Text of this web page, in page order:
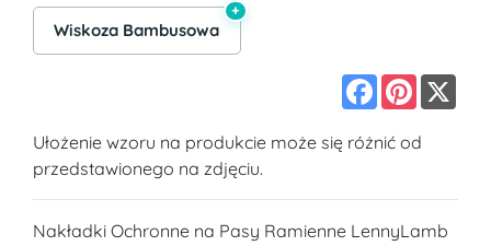
Wiskoza Bambusowa
+
Facebook
Pinterest
Ułożenie wzoru na produkcie może się różnić od
przedstawionego na zdjęciu.
Nakładki Ochronne na Pasy Ramienne LennyLamb